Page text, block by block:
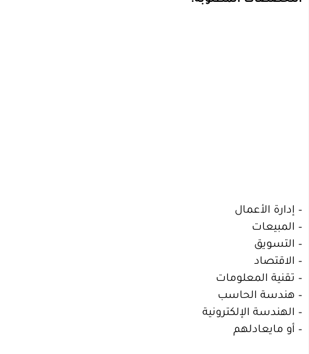
– إدارة الأعمال
– المبيعات
– التسويق
– الاقتصاد
– تقنية المعلومات
– هندسة الحاسب
– الهندسة الإلكترونية
– أو مايعادلهم